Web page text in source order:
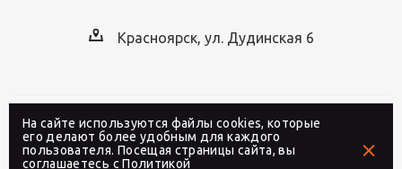
На сайте используются файлы cookies, которые
его делают более удобным для каждого
пользователя. Посещая страницы сайта, вы
соглашаетесь сПолитикой
Красноярск, ул. Дудинская 6
2026 © Интернет-магазин профессиональной
косметики «Каприз» в Красноярске